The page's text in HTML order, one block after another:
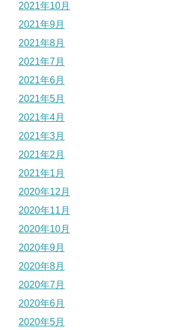
2021年10月
2021年9月
2021年8月
2021年7月
2021年6月
2021年5月
2021年4月
2021年3月
2021年2月
2021年1月
2020年12月
2020年11月
2020年10月
2020年9月
2020年8月
2020年7月
2020年6月
2020年5月